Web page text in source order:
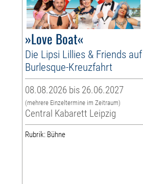
»Love Boat«
Die Lipsi Lillies & Friends auf
Burlesque-Kreuzfahrt
08.08.2026 bis 26.06.2027
(mehrere Einzeltermine im Zeitraum)
Central Kabarett Leipzig
Rubrik: Bühne